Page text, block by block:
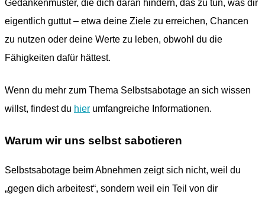
Gedankenmuster, die dich daran hindern, das zu tun, was dir
eigentlich guttut – etwa deine Ziele zu erreichen, Chancen
zu nutzen oder deine Werte zu leben, obwohl du die
Fähigkeiten dafür hättest.
Wenn du mehr zum Thema Selbstsabotage an sich wissen
willst, findest du hier umfangreiche Informationen.
Warum wir uns selbst sabotieren
Selbstsabotage beim Abnehmen zeigt sich nicht, weil du
„gegen dich arbeitest“, sondern weil ein Teil von dir